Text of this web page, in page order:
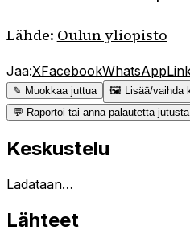
Lähde: Oulun yliopisto
Jaa:XFacebookWhatsApp
✎ Muokkaa juttua
🖼 Lisää/vaihda
💬 Raportoi tai anna palautetta jutusta
Keskustelu
Ladataan…
Lähteet